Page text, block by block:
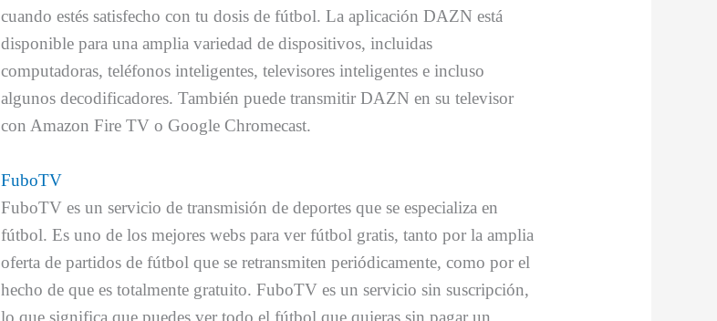
cuando estés satisfecho con tu dosis de fútbol. La aplicación DAZN está
disponible para una amplia variedad de dispositivos, incluidas
computadoras, teléfonos inteligentes, televisores inteligentes e incluso
algunos decodificadores. También puede transmitir DAZN en su televisor
con Amazon Fire TV o Google Chromecast.
FuboTV
FuboTV es un servicio de transmisión de deportes que se especializa en
fútbol. Es uno de los mejores webs para ver fútbol gratis, tanto por la amplia
oferta de partidos de fútbol que se retransmiten periódicamente, como por el
hecho de que es totalmente gratuito. FuboTV es un servicio sin suscripción,